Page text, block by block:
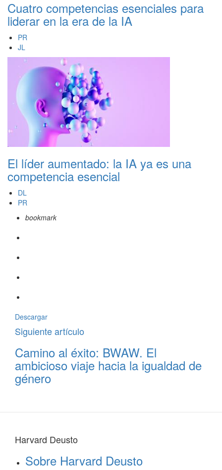
Cuatro competencias esenciales para
liderar en la era de la IA
PR
JL
El líder aumentado: la IA ya es una
competencia esencial
DL
PR
bookmark
Descargar
Siguiente artículo
Camino al éxito: BWAW. El
ambicioso viaje hacia la igualdad de
género
Harvard Deusto
Sobre Harvard Deusto